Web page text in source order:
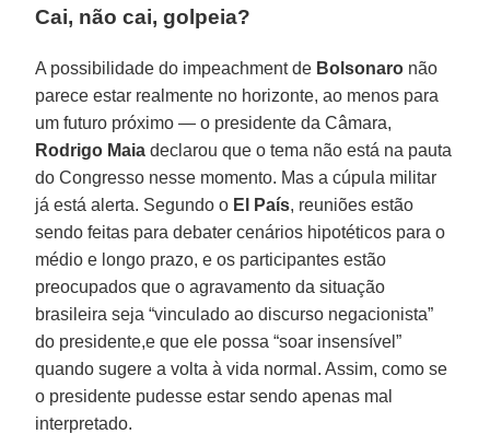
Cai, não cai, golpeia?
A possibilidade do impeachment de Bolsonaro não
parece estar realmente no horizonte, ao menos para
um futuro próximo — o presidente da Câmara,
Rodrigo Maia declarou que o tema não está na pauta
do Congresso nesse momento. Mas a cúpula militar
já está alerta. Segundo o El País, reuniões estão
sendo feitas para debater cenários hipotéticos para o
médio e longo prazo, e os participantes estão
preocupados que o agravamento da situação
brasileira seja “vinculado ao discurso negacionista”
do presidente,e que ele possa “soar insensível”
quando sugere a volta à vida normal. Assim, como se
o presidente pudesse estar sendo apenas mal
interpretado.